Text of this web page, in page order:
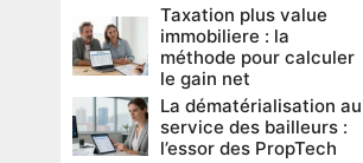
Taxation plus value
immobiliere : la
méthode pour calculer
le gain net
La dématérialisation au
service des bailleurs :
l’essor des PropTech